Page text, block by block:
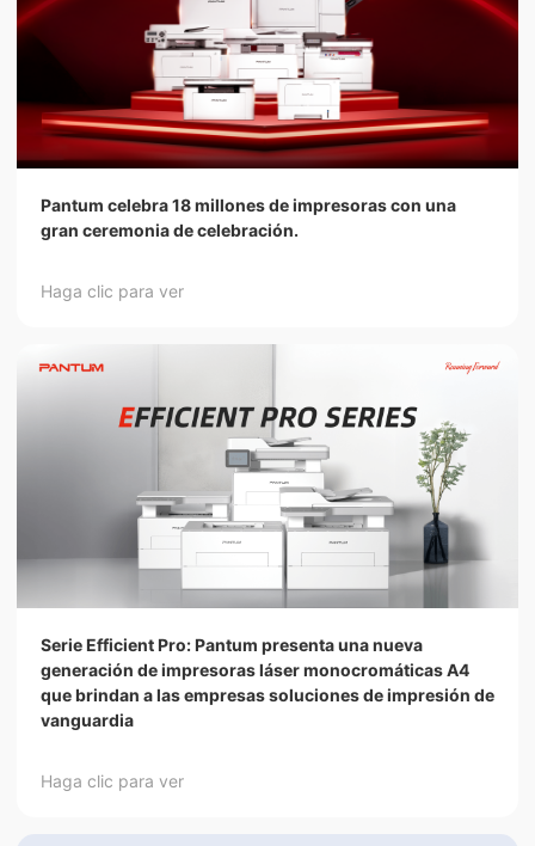
Pantum celebra 18 millones de impresoras con una
gran ceremonia de celebración.
Haga clic para ver
Serie Efficient Pro: Pantum presenta una nueva
generación de impresoras láser monocromáticas A4
que brindan a las empresas soluciones de impresión de
vanguardia
Haga clic para ver